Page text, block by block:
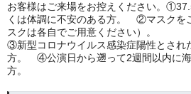
お客様はご来場をお控えください。
くは体調に不安のある方。 ②マスクを
スクは各自でご用意ください）。
③新型コロナウイルス感染症陽性とされ
方。 ④公演日から遡って2週間以内に
方。